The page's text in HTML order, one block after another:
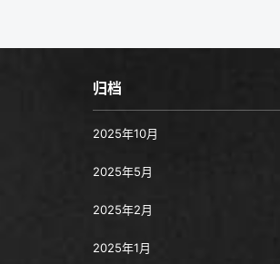
归档
2025年10月
2025年5月
2025年2月
2025年1月